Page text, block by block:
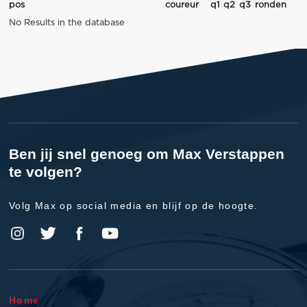
pos coureur q1 q2 q3 ronden
No Results in the database
Ben jij snel genoeg om Max Verstappen
te volgen?
Volg Max op social media en blijf op de hoogte.
Home